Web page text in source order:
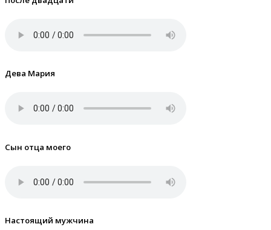
Дева Мария
Сын отца моего
Настоящий мужчина